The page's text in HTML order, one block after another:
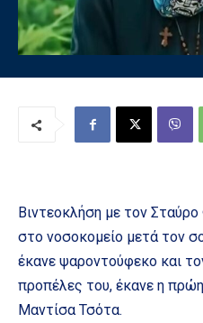
Βιντεοκλήση με τον
στο νοσοκομείο μετά τον
έκανε ψαροντούφεκο και
προπέλες του, έκανε η
Μαντίσα Τσότα.